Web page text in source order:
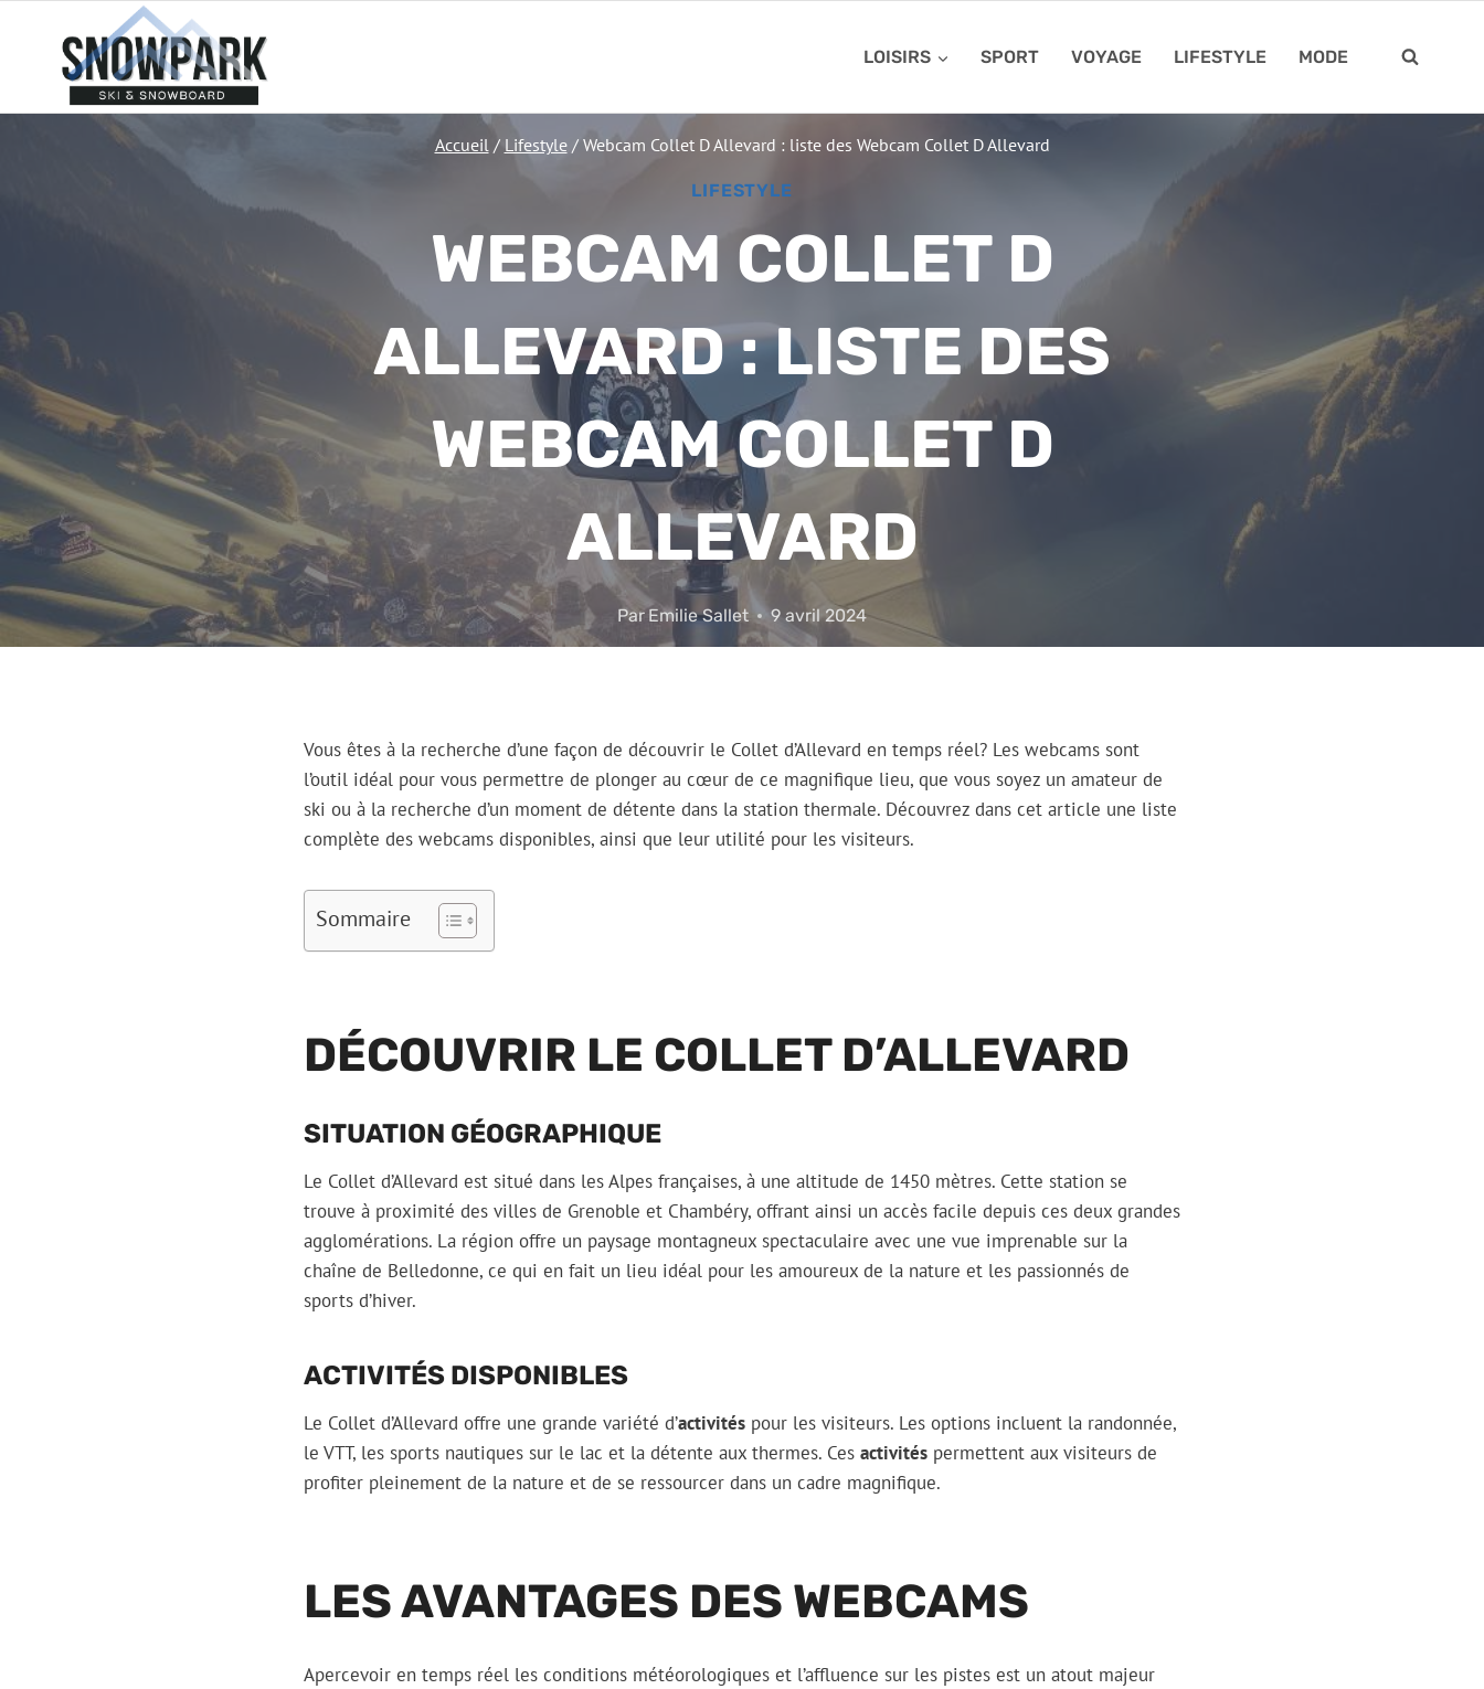
contenu
LOISIRS SPORT VOYAGE LIFESTYLE MODE
Accueil / Lifestyle / Webcam Collet D Allevard : liste des Webcam Collet D Allevard
LIFESTYLE
WEBCAM COLLET D
ALLEVARD : LISTE DES
WEBCAM COLLET D
ALLEVARD
Par Emilie Sallet 9 avril 2024
Vous êtes à la recherche d’une façon de découvrir le Collet d’Allevard en temps réel? Les webcams sont
l’outil idéal pour vous permettre de plonger au cœur de ce magnifique lieu, que vous soyez un amateur de
ski ou à la recherche d’un moment de détente dans la station thermale. Découvrez dans cet article une liste
complète des webcams disponibles, ainsi que leur utilité pour les visiteurs.
Sommaire
DÉCOUVRIR LE COLLET D’ALLEVARD
SITUATION GÉOGRAPHIQUE
Le Collet d’Allevard est situé dans les Alpes françaises, à une altitude de 1450 mètres. Cette station se
trouve à proximité des villes de Grenoble et Chambéry, offrant ainsi un accès facile depuis ces deux grandes
agglomérations. La région offre un paysage montagneux spectaculaire avec une vue imprenable sur la
chaîne de Belledonne, ce qui en fait un lieu idéal pour les amoureux de la nature et les passionnés de
sports d’hiver.
ACTIVITÉS DISPONIBLES
Le Collet d’Allevard offre une grande variété d’activités pour les visiteurs. Les options incluent la randonnée,
le VTT, les sports nautiques sur le lac et la détente aux thermes. Ces activités permettent aux visiteurs de
profiter pleinement de la nature et de se ressourcer dans un cadre magnifique.
LES AVANTAGES DES WEBCAMS
Apercevoir en temps réel les conditions météorologiques et l’affluence sur les pistes est un atout majeur